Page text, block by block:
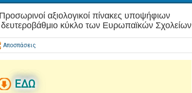
αξιολογικοί πίνακες υποψήφιων
δευτεροβάθμιο κύκλο των Ευρωπαϊκών Σχολείων
Αποσπάσεις
ΕΔΩ